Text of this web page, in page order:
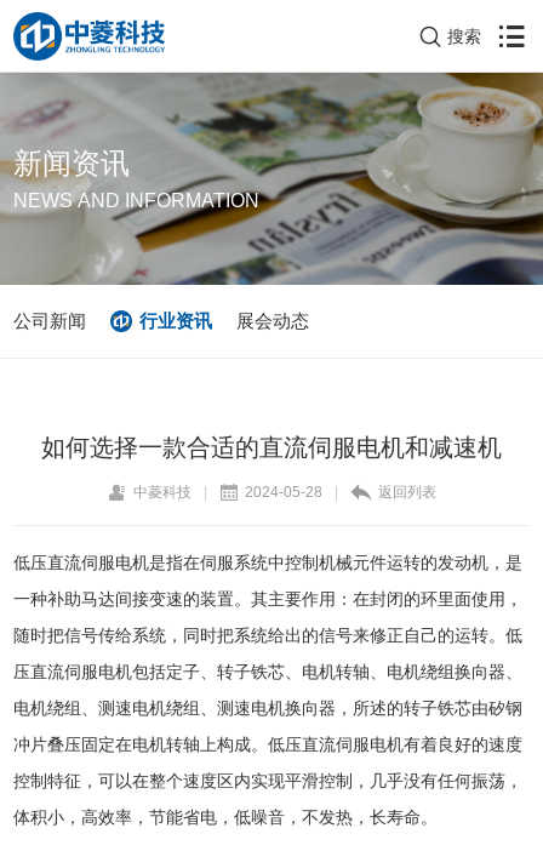
搜索
新闻资讯
NEWS AND INFORMATION
公司新闻 行业资讯 展会动态
如何选择一款合适的直流伺服电机和减速机
中菱科技 | 2024-05-28 | 返回列表
低压直流伺服电机是指在伺服系统中控制机械元件运转的发动机，是
一种补助马达间接变速的装置。其主要作用：在封闭的环里面使用，
随时把信号传给系统，同时把系统给出的信号来修正自己的运转。低
压直流伺服电机包括定子、转子铁芯、电机转轴、电机绕组换向器、
电机绕组、测速电机绕组、测速电机换向器，所述的转子铁芯由矽钢
冲片叠压固定在电机转轴上构成。低压直流伺服电机有着良好的速度
控制特征，可以在整个速度区内实现平滑控制，几乎没有任何振荡，
体积小，高效率，节能省电，低噪音，不发热，长寿命。